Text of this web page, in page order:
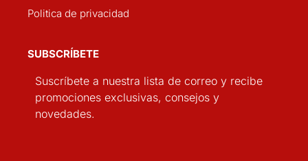
Politica de privacidad
SUBSCRÍBETE
Suscríbete a nuestra lista de correo y recibe
promociones exclusivas, consejos y
novedades.